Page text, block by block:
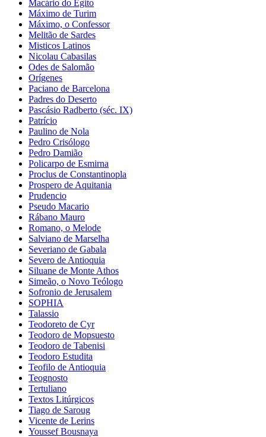
Macário do Egito
Máximo de Turim
Máximo, o Confessor
Melitão de Sardes
Misticos Latinos
Nicolau Cabasilas
Odes de Salomão
Orígenes
Paciano de Barcelona
Padres do Deserto
Pascásio Radberto (séc. IX)
Patrício
Paulino de Nola
Pedro Crisólogo
Pedro Damião
Policarpo de Esmirna
Proclus de Constantinopla
Prospero de Aquitania
Prudencio
Pseudo Macario
Rábano Mauro
Romano, o Melode
Salviano de Marselha
Severiano de Gabala
Severo de Antioquia
Siluane de Monte Athos
Simeão, o Novo Teólogo
Sofronio de Jerusalem
SOPHIA
Talassio
Teodoreto de Cyr
Teodoro de Mopsuesto
Teodoro de Tabenisi
Teodoro Estudita
Teofilo de Antioquia
Teognosto
Tertuliano
Textos Litúrgicos
Tiago de Saroug
Vicente de Lerins
Youssef Bousnaya